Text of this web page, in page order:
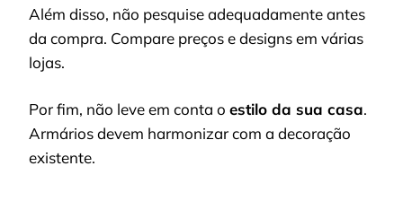
Além disso, não pesquise adequadamente antes
da compra. Compare preços e designs em várias
lojas.
Por fim, não leve em conta o estilo da sua casa.
Armários devem harmonizar com a decoração
existente.